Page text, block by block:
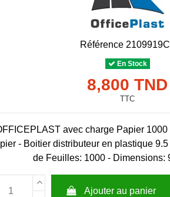
Référence
En Stock
8,800 TND
TTC
avec charge Papier
- Boitier distributeur en plastique
de Feuilles: 1000 - Dimensions:
Ajouter au panier